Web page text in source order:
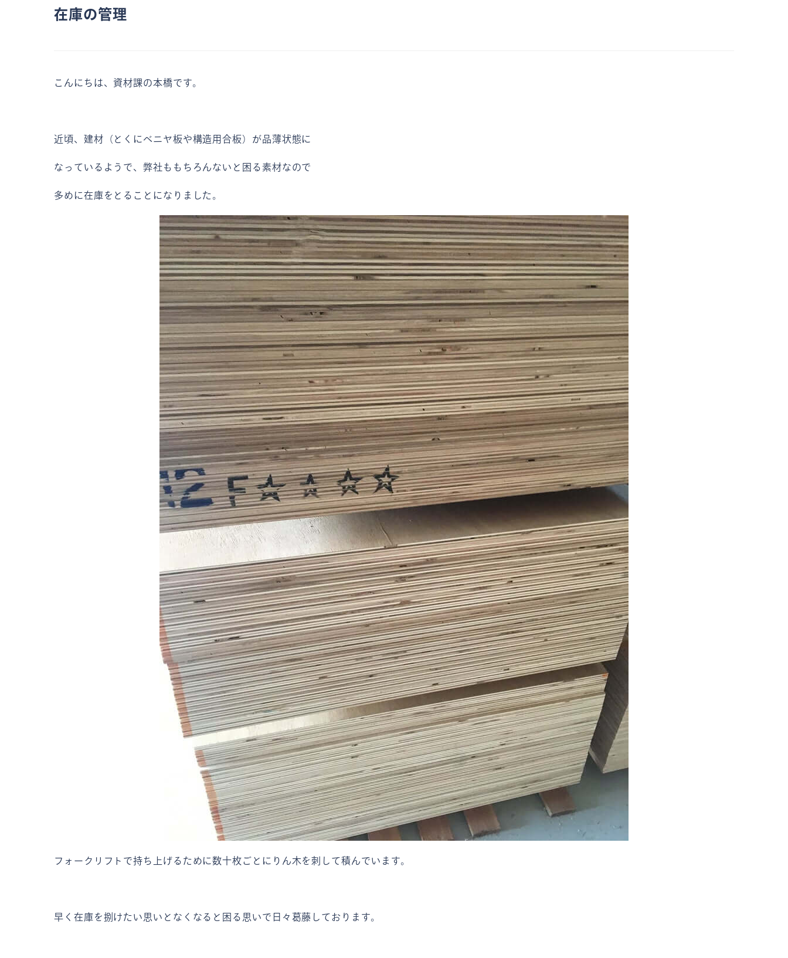
在庫の管理
こんにちは、資材課の本橋です。
近頃、建材（とくにベニヤ板や構造用合板）が品薄状態に
なっているようで、弊社ももちろんないと困る素材なので
多めに在庫をとることになりました。
フォークリフトで持ち上げるために数十枚ごとにりん木を刺して積んでいます。
早く在庫を捌けたい思いとなくなると困る思いで日々葛藤しております。